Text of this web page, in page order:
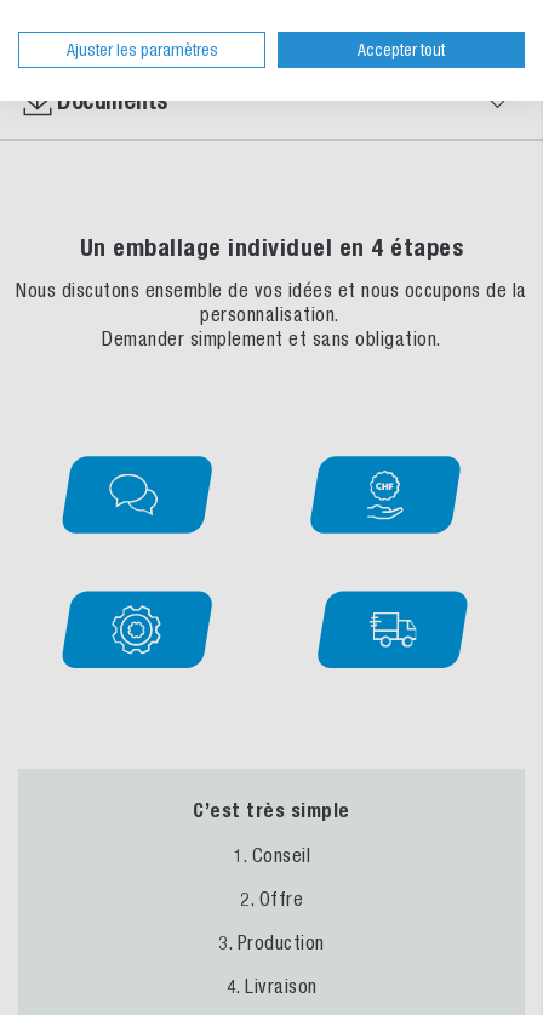
Documents
Un emballage individuel en 4 étapes
Nous discutons ensemble de vos idées et nous occupons de la
personnalisation.
Demander simplement et sans obligation.
C’est très simple
1. Conseil
2. Offre
3. Production
4. Livraison
Ajuster les paramètres Accepter tout